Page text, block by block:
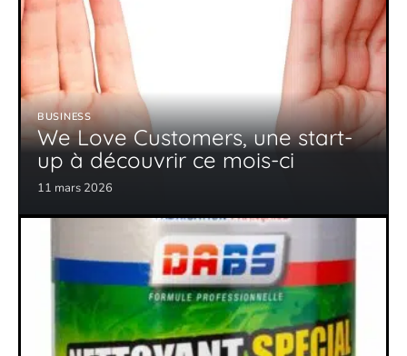
BUSINESS
We Love Customers, une start-
up à découvrir ce mois-ci
11 mars 2026